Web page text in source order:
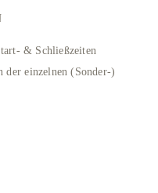
& Schließzeiten
der einzelnen (Sonder-)